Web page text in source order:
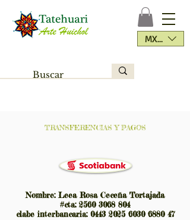
MXN ($)
TRANSFERENCIAS Y PAGOS
Nombre: Leea Rosa Ceceña Tortajada
#cta: 2560 3068 804
clabe interbancaria: 0443 2025 6030 688047